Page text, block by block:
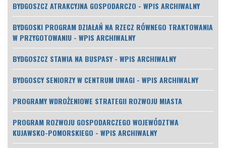
BYDGOSZCZ ATRAKCYJNA GOSPODARCZO - WPIS ARCHIWALNY
BYDGOSKI PROGRAM DZIAŁAŃ NA RZECZ RÓWNEGO TRAKTOWANIA
W PRZYGOTOWANIU - WPIS ARCHIWALNY
BYDGOSZCZ STAWIA NA BUSPASY - WPIS ARCHIWALNY
BYDGOSCY SENIORZY W CENTRUM UWAGI - WPIS ARCHIWALNY
PROGRAMY WDROŻENIOWE STRATEGII ROZWOJU MIASTA
PROGRAM ROZWOJU GOSPODARCZEGO WOJEWÓDZTWA
KUJAWSKO-POMORSKIEGO - WPIS ARCHIWALNY